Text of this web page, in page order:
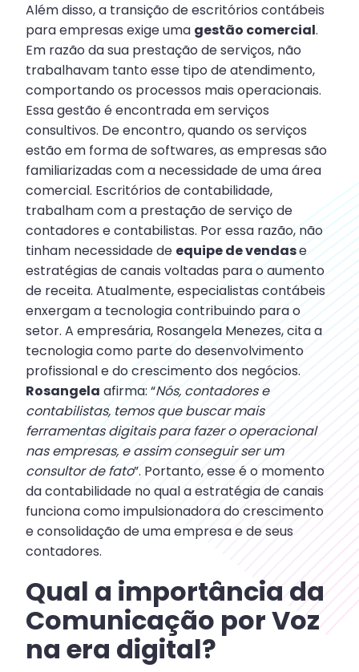
Além disso, a transição de escritórios contábeis
para empresas exige uma gestão comercial.
Em razão da sua prestação de serviços, não
trabalhavam tanto esse tipo de atendimento,
comportando os processos mais operacionais.
Essa gestão é encontrada em serviços
consultivos. De encontro, quando os serviços
estão em forma de softwares, as empresas são
familiarizadas com a necessidade de uma área
comercial. Escritórios de contabilidade,
trabalham com a prestação de serviço de
contadores e contabilistas. Por essa razão, não
tinham necessidade de equipe de vendase
estratégias de canais voltadas para o aumento
de receita. Atualmente, especialistas contábeis
enxergam a tecnologia contribuindo para o
setor. A empresária, Rosangela Menezes, cita a
tecnologia como parte do desenvolvimento
profissional e do crescimento dos negócios.
Rosangela afirma: “Nós, contadores e
contabilistas, temos que buscar mais
ferramentas digitais para fazer o operacional
nas empresas, e assim conseguir ser um
consultor de fato”. Portanto, esse é o momento
da contabilidade no qual a estratégia de canais
funciona como impulsionadora do crescimento
e consolidação de uma empresa e de seus
contadores.
Qual a importância da
Comunicação por Voz
na era digital?